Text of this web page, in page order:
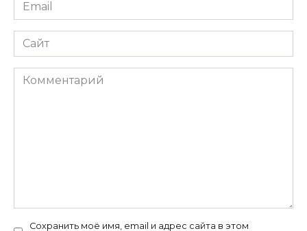
*
Сайт
Комментарий
Сохранить моё имя, email и адрес сайта в этом